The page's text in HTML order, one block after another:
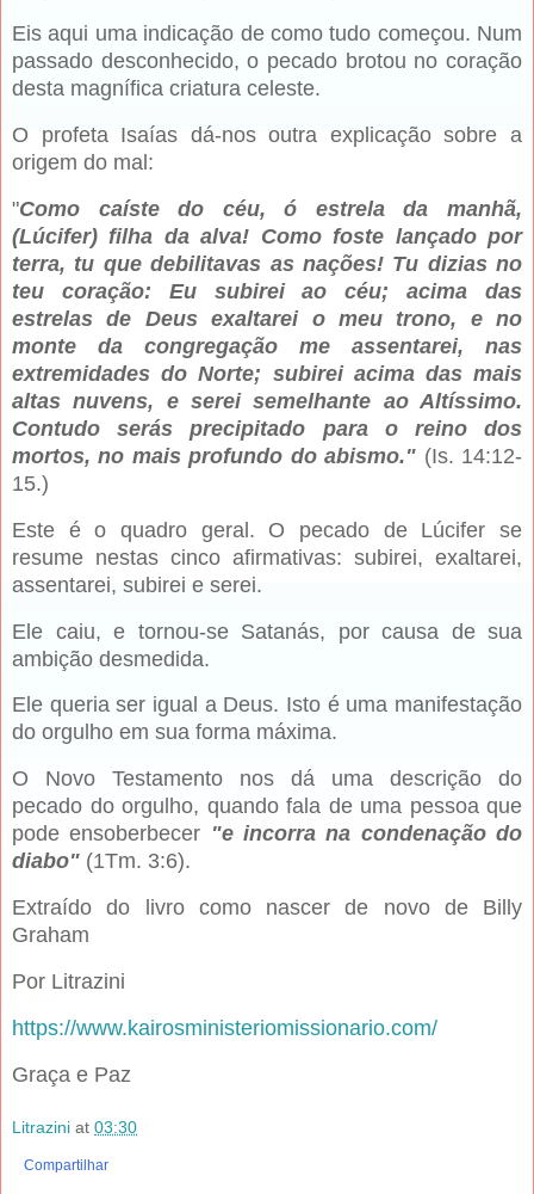
Eis aqui uma indicação de como tudo começou. Num
passado desconhecido, o pecado brotou no coração
desta magnífica criatura celeste.
O profeta Isaías dá-nos outra explicação sobre a
origem do mal:
"Como caíste do céu, ó estrela da manhã,
(Lúcifer) filha da alva! Como foste lançado por
terra, tu que debilitavas as nações! Tu dizias no
teu coração: Eu subirei ao céu; acima das
estrelas de Deus exaltarei o meu trono, e no
monte da congregação me assentarei, nas
extremidades do Norte; subirei acima das mais
altas nuvens, e serei semelhante ao Altíssimo.
Contudo serás precipitado para o reino dos
mortos, no mais profundo do abismo." (Is. 14:12-
15.)
Este é o quadro geral. O pecado de Lúcifer se
resume nestas cinco afirmativas: subirei, exaltarei,
assentarei, subirei e serei.
Ele caiu, e tornou-se Satanás, por causa de sua
ambição desmedida.
Ele queria ser igual a Deus. Isto é uma manifestação
do orgulho em sua forma máxima.
O Novo Testamento nos dá uma descrição do
pecado do orgulho, quando fala de uma pessoa que
pode ensoberbecer "e incorra na condenação do
diabo" (1Tm. 3:6).
Extraído do livro como nascer de novo de Billy
Graham
Por Litrazini
https://www.kairosministeriomissionario.com/
Graça e Paz
Litrazini at 03:30
Compartilhar